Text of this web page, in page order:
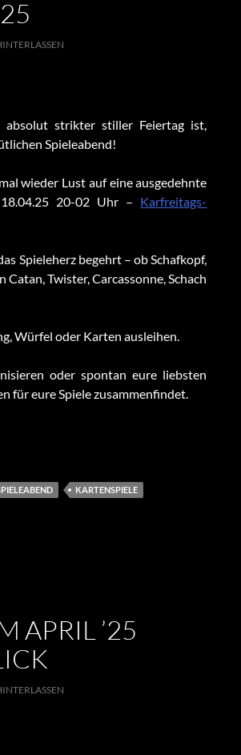
strikter stiller Feiertag ist,
Spieleabend!
wieder Lust auf eine ausgedehnte
20-02 Uhr – Karfreitags-
Spieleherz begehrt – ob Schafkopf,
Twister, Carcassonne, Schach
Würfel oder Karten ausleihen.
oder spontan eure liebsten
für eure Spiele zusammenfindet.
KARTENSPIELE
APRIL ’25